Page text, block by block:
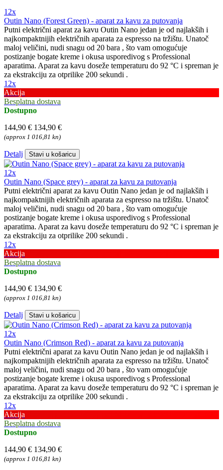
12x
Outin Nano (Forest Green) - aparat za kavu za putovanja
Putni električni aparat za kavu Outin Nano jedan je od najlakših i
najkompaktnijih električnih aparata za espresso na tržištu. Unatoč
maloj veličini, nudi snagu od 20 bara , što vam omogućuje
postizanje bogate kreme i okusa usporedivog s Professional
aparatima. Aparat za kavu doseže temperaturu do 92 °C i spreman je
za ekstrakciju za otprilike 200 sekundi .
12x
Akcija
Besplatna dostava
Dostupno
144,90 € 134,90 €
(approx 1 016,81 kn)
Detalj Stavi u košaricu
12x
Outin Nano (Space grey) - aparat za kavu za putovanja
Putni električni aparat za kavu Outin Nano jedan je od najlakših i
najkompaktnijih električnih aparata za espresso na tržištu. Unatoč
maloj veličini, nudi snagu od 20 bara , što vam omogućuje
postizanje bogate kreme i okusa usporedivog s Professional
aparatima. Aparat za kavu doseže temperaturu do 92 °C i spreman je
za ekstrakciju za otprilike 200 sekundi .
12x
Akcija
Besplatna dostava
Dostupno
144,90 € 134,90 €
(approx 1 016,81 kn)
Detalj Stavi u košaricu
12x
Outin Nano (Crimson Red) - aparat za kavu za putovanja
Putni električni aparat za kavu Outin Nano jedan je od najlakših i
najkompaktnijih električnih aparata za espresso na tržištu. Unatoč
maloj veličini, nudi snagu od 20 bara , što vam omogućuje
postizanje bogate kreme i okusa usporedivog s Professional
aparatima. Aparat za kavu doseže temperaturu do 92 °C i spreman je
za ekstrakciju za otprilike 200 sekundi .
12x
Akcija
Besplatna dostava
Dostupno
144,90 € 134,90 €
(approx 1 016,81 kn)